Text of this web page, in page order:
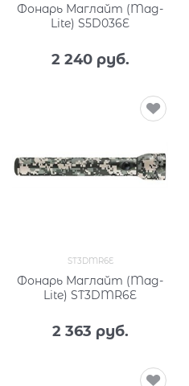
Фонарь Маглайт (Mag-
Lite) S5D036E
2 240 руб.
ST3DMR6E
Фонарь Маглайт (Mag-
Lite) ST3DMR6E
2 363 руб.